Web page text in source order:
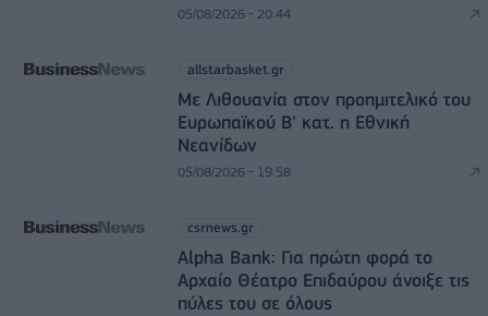
05/08/2026 - 20:44
allstarbasket.gr
Με Λιθουανία στον προημιτελικό του
Ευρωπαϊκού Β' κατ. η Εθνική
Νεανίδων
05/08/2026 - 19:58
csrnews.gr
Alpha Bank: Για πρώτη φορά το
Αρχαίο Θέατρο Επιδαύρου άνοιξε τις
πύλες του σε όλους